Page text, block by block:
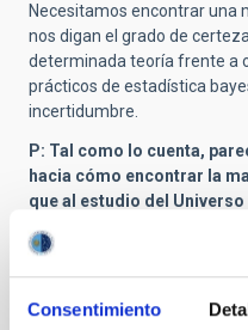
Consentimiento
Necesitamos encontrar una
nos digan el grado de
determinada teoría frente a
prácticos de estadística
incertidumbre.
P: Tal como lo cuenta,
hacia cómo encontrar la
que al estudio del Universo
R:En cierta manera, sí. Los
tiempo en observar el
encontrarle sentido. Se